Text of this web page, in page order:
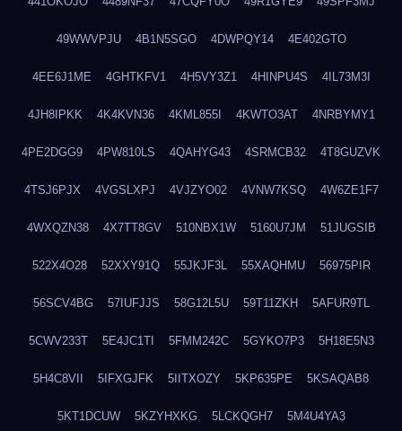
49WWVPJU 4B1N5SGO 4DWPQY14 4E402GTO
4EE6J1ME 4GHTKFV1 4H5VY3Z1 4HINPU4S 4IL73M3I
4JH8IPKK 4K4KVN36 4KML855I 4KWTO3AT 4NRBYMY1
4PE2DGG9 4PW810LS 4QAHYG43 4SRMCB32 4T8GUZVK
4TSJ6PJX 4VGSLXPJ 4VJZYO02 4VNW7KSQ 4W6ZE1F7
4WXQZN38 4X7TT8GV 510NBX1W 5160U7JM 51JUGSIB
522X4O28 52XXY91Q 55JKJF3L 55XAQHMU 56975PIR
56SCV4BG 57IUFJJS 58G12L5U 59T11ZKH 5AFUR9TL
5CWV233T 5E4JC1TI 5FMM242C 5GYKO7P3 5H18E5N3
5H4C8VII 5IFXGJFK 5IITXOZY 5KP635PE 5KSAQAB8
5KT1DCUW 5KZYHXKG 5LCKQGH7 5M4U4YA3